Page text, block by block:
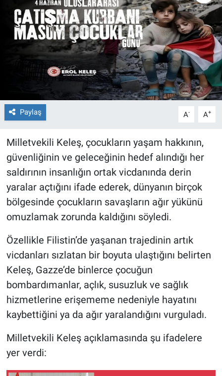
Paylaş A- A+
Milletvekili Keleş, çocukların yaşam hakkının,
güvenliğinin ve geleceğinin hedef alındığı her
saldırının insanlığın ortak vicdanında derin
yaralar açtığını ifade ederek, dünyanın birçok
bölgesinde çocukların savaşların ağır yükünü
omuzlamak zorunda kaldığını söyledi.
Özellikle Filistin’de yaşanan trajedinin artık
vicdanları sızlatan bir boyuta ulaştığını belirten
Keleş, Gazze’de binlerce çocuğun
bombardımanlar, açlık, susuzluk ve sağlık
hizmetlerine erişememe nedeniyle hayatını
kaybettiğini ya da ağır yaralandığını vurguladı.
Milletvekili Keleş açıklamasında şu ifadelere
yer verdi: